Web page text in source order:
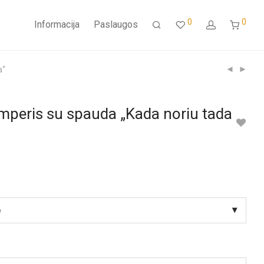
Informacija Paslaugos 0 0
su spauda „Kada noriu tada